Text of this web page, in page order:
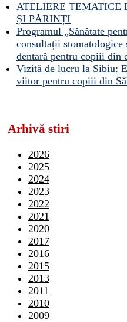
ATELIERE TEMATICE
ȘI PĂRINȚI
Programul „Sănătate
consultații
dentară pentru copiii din
Vizită de lucru la Sibiu:
viitor pentru copiii din
Arhivă stiri
2026
2025
2024
2023
2022
2021
2020
2017
2016
2015
2013
2011
2010
2009